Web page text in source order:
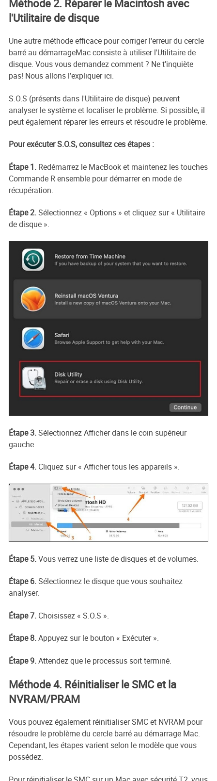
Méthode 2. Réparer le Macintosh avec
l'Utilitaire de disque
Une autre méthode efficace pour corriger l'erreur du cercle
barré au démarrageMac consiste à utiliser l'Utilitaire de
disque. Vous vous demandez comment ? Ne t'inquiète
pas! Nous allons l’expliquer ici.
S.O.S (présents dans l'Utilitaire de disque) peuvent
analyser le système et localiser le problème. Si possible, il
peut également réparer les erreurs et résoudre le problème.
Pour exécuter S.O.S, consultez ces étapes :
Étape 1.Redémarrez le MacBook et maintenez les touches
Commande R ensemble pour démarrer en mode de
récupération.
Étape 2.Sélectionnez « Options » et cliquez sur « Utilitaire
de disque ».
Étape 3.Sélectionnez Afficher dans le coin supérieur
gauche.
Étape 4.Cliquez sur « Afficher tous les appareils ».
Étape 5.Vous verrez une liste de disques et de volumes.
Étape 6.Sélectionnez le disque que vous souhaitez
analyser.
Étape 7.Choisissez « S.O.S ».
Étape 8.Appuyez sur le bouton « Exécuter ».
Étape 9.Attendez que le processus soit terminé.
Méthode 4. Réinitialiser le SMC et la
NVRAM/PRAM
Vous pouvez également réinitialiser SMC et NVRAM pour
résoudre le problème du cercle barré au démarrage Mac.
Cependant, les étapes varient selon le modèle que vous
possédez.